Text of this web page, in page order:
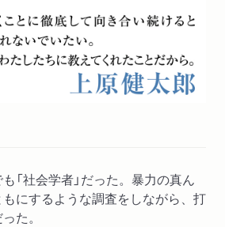
「社会学者」だった。暴力の真ん
にするような調査をしながら、打
た。